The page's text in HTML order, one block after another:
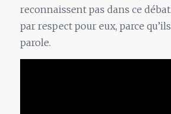
reconnaissent pas dans ce
par respect pour eux, parce
parole.